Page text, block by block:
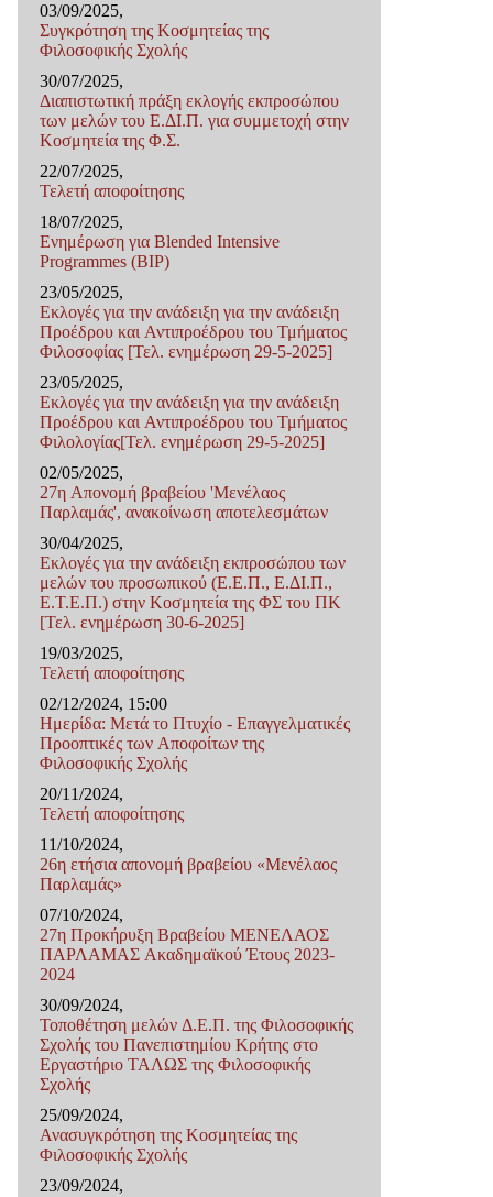
03/09/2025,
Συγκρότηση της Κοσμητείας της
Φιλοσοφικής Σχολής
30/07/2025,
Διαπιστωτική πράξη εκλογής εκπροσώπου
των μελών του Ε.ΔΙ.Π. για συμμετοχή στην
Κοσμητεία της Φ.Σ.
22/07/2025,
Τελετή αποφοίτησης
18/07/2025,
Ενημέρωση για Blended Intensive
Programmes (BIP)
23/05/2025,
Εκλογές για την ανάδειξη για την ανάδειξη
Προέδρου και Αντιπροέδρου του Τμήματος
Φιλοσοφίας [Τελ. ενημέρωση 29-5-2025]
23/05/2025,
Εκλογές για την ανάδειξη για την ανάδειξη
Προέδρου και Αντιπροέδρου του Τμήματος
Φιλολογίας[Τελ. ενημέρωση 29-5-2025]
02/05/2025,
27η Απονομή βραβείου 'Μενέλαος
Παρλαμάς', ανακοίνωση αποτελεσμάτων
30/04/2025,
Εκλογές για την ανάδειξη εκπροσώπου των
μελών του προσωπικού (Ε.Ε.Π., Ε.ΔΙ.Π.,
Ε.Τ.Ε.Π.) στην Κοσμητεία της ΦΣ του ΠΚ
[Τελ. ενημέρωση 30-6-2025]
19/03/2025,
Τελετή αποφοίτησης
02/12/2024, 15:00
Ημερίδα: Μετά το Πτυχίο - Επαγγελματικές
Προοπτικές των Αποφοίτων της
Φιλοσοφικής Σχολής
20/11/2024,
Τελετή αποφοίτησης
11/10/2024,
26η ετήσια απονομή βραβείου «Μενέλαος
Παρλαμάς»
07/10/2024,
27η Προκήρυξη Βραβείου ΜΕΝΕΛΑΟΣ
ΠΑΡΛΑΜΑΣ Ακαδημαϊκού Έτους 2023-
2024
30/09/2024,
Τοποθέτηση μελών Δ.Ε.Π. της Φιλοσοφικής
Σχολής του Πανεπιστημίου Κρήτης στο
Εργαστήριο ΤΑΛΩΣ της Φιλοσοφικής
Σχολής
25/09/2024,
Ανασυγκρότηση της Κοσμητείας της
Φιλοσοφικής Σχολής
23/09/2024,